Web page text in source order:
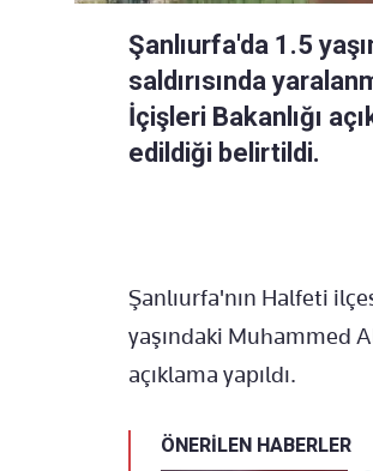
Şanlıurfa'da 1.5
saldırısında
İçişleri Bakanlığı
edildiği belirtildi.
Şanlıurfa'nın Halfeti
yaşındaki Muhammed
açıklama yapıldı.
ÖNERİLEN HABERLER